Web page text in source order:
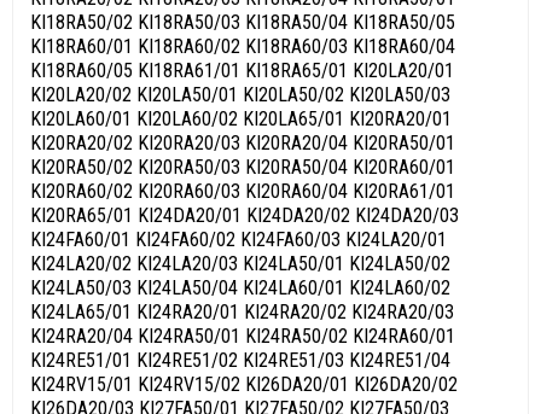
KI18RA50/02 KI18RA50/03 KI18RA50/04 KI18RA50/05
KI18RA60/01 KI18RA60/02 KI18RA60/03 KI18RA60/04
KI18RA60/05 KI18RA61/01 KI18RA65/01 KI20LA20/01
KI20LA20/02 KI20LA50/01 KI20LA50/02 KI20LA50/03
KI20LA60/01 KI20LA60/02 KI20LA65/01 KI20RA20/01
KI20RA20/02 KI20RA20/03 KI20RA20/04 KI20RA50/01
KI20RA50/02 KI20RA50/03 KI20RA50/04 KI20RA60/01
KI20RA60/02 KI20RA60/03 KI20RA60/04 KI20RA61/01
KI20RA65/01 KI24DA20/01 KI24DA20/02 KI24DA20/03
KI24FA60/01 KI24FA60/02 KI24FA60/03 KI24LA20/01
KI24LA20/02 KI24LA20/03 KI24LA50/01 KI24LA50/02
KI24LA50/03 KI24LA50/04 KI24LA60/01 KI24LA60/02
KI24LA65/01 KI24RA20/01 KI24RA20/02 KI24RA20/03
KI24RA20/04 KI24RA50/01 KI24RA50/02 KI24RA60/01
KI24RE51/01 KI24RE51/02 KI24RE51/03 KI24RE51/04
KI24RV15/01 KI24RV15/02 KI26DA20/01 KI26DA20/02
KI26DA20/03 KI27FA50/01 KI27FA50/02 KI27FA50/03